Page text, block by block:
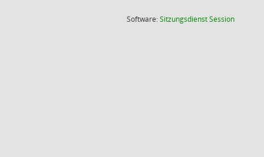
Software:SitzungsdienstSession(Wird in